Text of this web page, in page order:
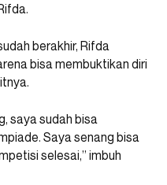
berakhir, Rifda
bisa membuktikan diri
saya sudah bisa
Saya senang bisa
selesai,” imbuh